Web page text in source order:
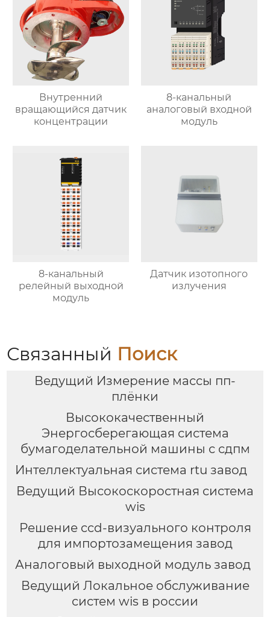
Внутренний
вращающийся датчик
концентрации
8-канальный
аналоговый входной
модуль
8-канальный
релейный выходной
модуль
Датчик изотопного
излучения
Связанный Поиск
Ведущий Измерение массы пп-
плёнки
Высококачественный
Энергосберегающая система
бумагоделательной машины с сдпм
Интеллектуальная система rtu завод
Ведущий Высокоскоростная система
wis
Решение ccd-визуального контроля
для импортозамещения завод
Аналоговый выходной модуль завод
Ведущий Локальное обслуживание
систем wis в россии